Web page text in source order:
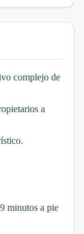
complejo de
a
minutos a pie